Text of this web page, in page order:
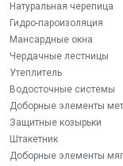
Натуральная черепица
Гидро-пароизоляция
Мансардные окна
Чердачные лестницы
Утеплитель
Водосточные системы
Доборные элементы
Защитные козырьки
Штакетник
Доборные элементы